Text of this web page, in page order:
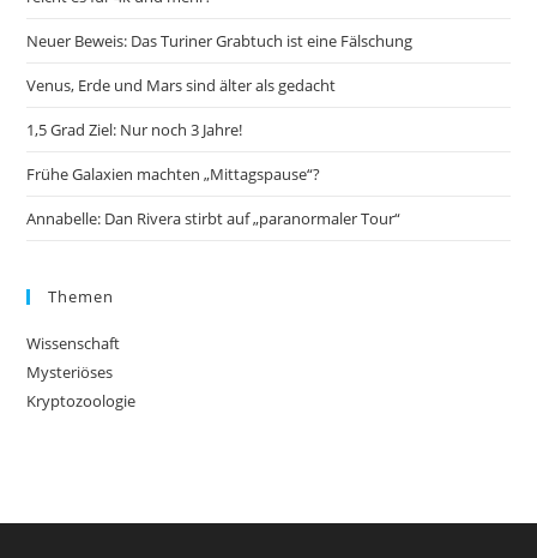
Neuer Beweis: Das Turiner Grabtuch ist eine Fälschung
Venus, Erde und Mars sind älter als gedacht
1,5 Grad Ziel: Nur noch 3 Jahre!
Frühe Galaxien machten „Mittagspause“?
Annabelle: Dan Rivera stirbt auf „paranormaler Tour“
Themen
Wissenschaft
Mysteriöses
Kryptozoologie